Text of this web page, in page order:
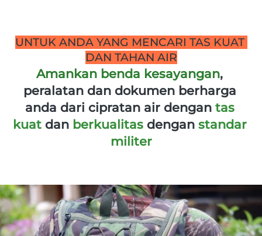
UNTUK ANDA YANG MENCARI TAS KUAT
DAN TAHAN AIR
Amankan benda kesayangan,
peralatan dan dokumen berharga
anda dari cipratan air dengan tas
kuat dan berkualitas dengan standar
militer